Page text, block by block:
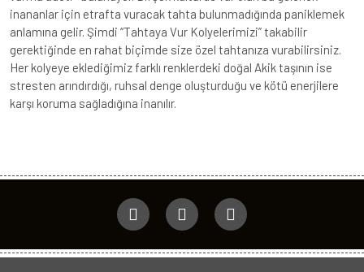
inananlar için etrafta vuracak tahta bulunmadığında paniklemek
anlamına gelir. Şimdi “Tahtaya Vur Kolyelerimizi” takabilir
gerektiğinde en rahat biçimde size özel tahtanıza vurabilirsiniz.
Her kolyeye eklediğimiz farklı renklerdeki doğal Akik taşının ise
stresten arındırdığı, ruhsal denge oluşturduğu ve kötü enerjilere
karşı koruma sağladığına inanılır.